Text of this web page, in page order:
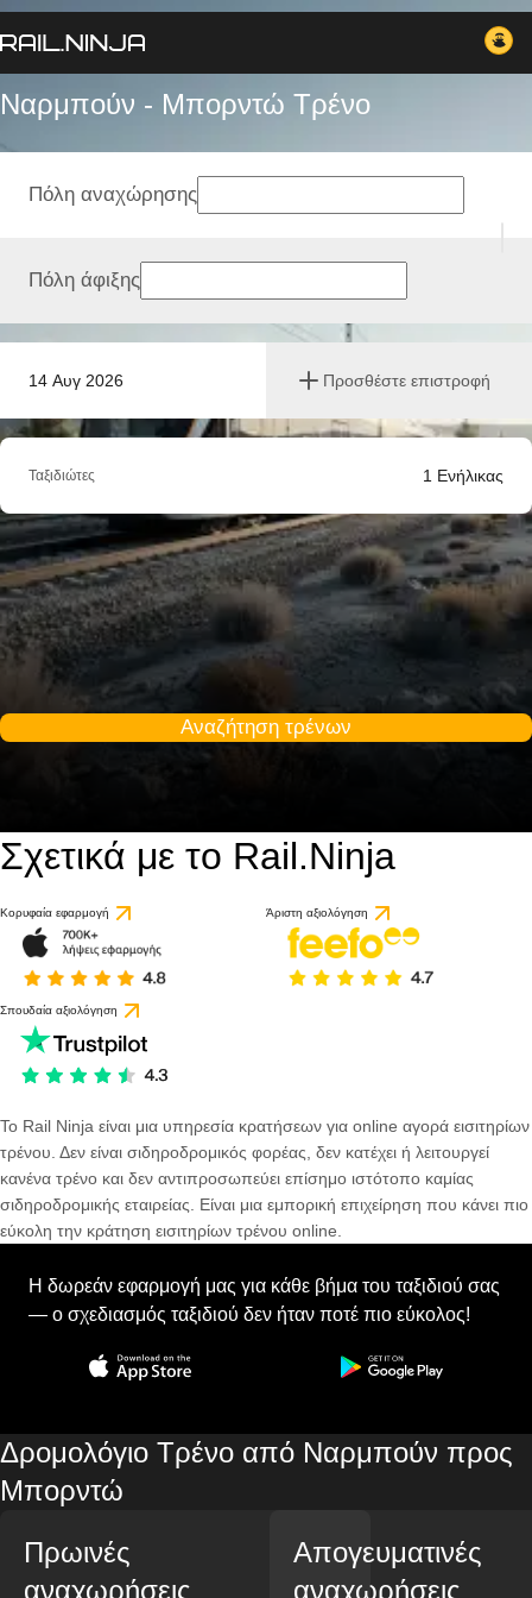
Ναρμπούν - Μπορντώ Tρένο
14 Αυγ 2026 Προσθέστε επιστροφή
Πόλη αναχώρησης
Πόλη άφιξης
Ταξιδιώτες 1 Ενήλικας
Αναζήτηση τρένων
Σχετικά με το Rail.Ninja
Κορυφαία εφαρμογή Άριστη αξιολόγηση
Σπουδαία αξιολόγηση
Το Rail Ninja είναι μια υπηρεσία κρατήσεων για online αγορά εισιτηρίων
τρένου. Δεν είναι σιδηροδρομικός φορέας, δεν κατέχει ή λειτουργεί
κανένα τρένο και δεν αντιπροσωπεύει επίσημο ιστότοπο καμίας
σιδηροδρομικής εταιρείας. Είναι μια εμπορική επιχείρηση που κάνει πιο
εύκολη την κράτηση εισιτηρίων τρένου online.
Η δωρεάν εφαρμογή μας για κάθε βήμα του ταξιδιού σας
— ο σχεδιασμός ταξιδιού δεν ήταν ποτέ πιο εύκολος!
Δρομολόγιο Τρένο από Ναρμπούν προς
Μπορντώ
Πρωινές
αναχωρήσεις
Απογευματινές
αναχωρήσεις